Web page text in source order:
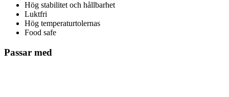
Hög stabilitet och hållbarhet
Luktfri
Hög temperaturtolernas
Food safe
Passar med